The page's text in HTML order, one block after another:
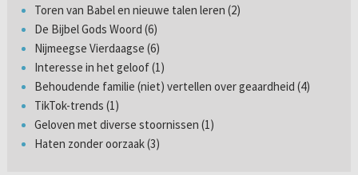
Toren van Babel en nieuwe talen leren (2)
De Bijbel Gods Woord (6)
Nijmeegse Vierdaagse (6)
Interesse in het geloof (1)
Behoudende familie (niet) vertellen over geaardheid (4)
TikTok-trends (1)
Geloven met diverse stoornissen (1)
Haten zonder oorzaak (3)